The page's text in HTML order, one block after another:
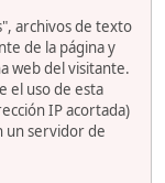
archivos de texto
de la página y
web del visitante.
el uso de esta
IP acortada)
un servidor de